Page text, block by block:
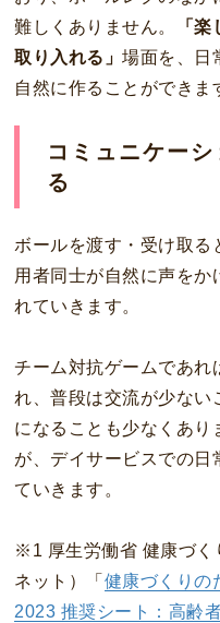
難しくありません。
「
取り入れる」場面を、日
自然に作ることができま
コミュニケー
る
ボールを渡す・受け取る
用者同士が自然に声をか
れていきます。
チーム対抗ゲームであれ
れ、普段は交流が少ない
になることも少なくあり
が、デイサービスでの日
ていきます。
※1 厚生労働省 健康づく
ネット）「 健康づくりの
2023 推奨シート：高齢